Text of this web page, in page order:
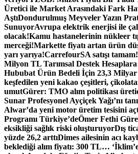
Üretici ile Market Arasındaki Fark
AştıDondurulmuş Meyveler Yazın
SunuyorAvrupa elektrik enerjisi ile
olacak!Kamu hastanelerinin nükleer
merceği!Markette fiyatı artan ürün
yarı yarıya!CarrefourSA satışı tamam!
Milyon TL Tarımsal Destek
Hububat Ürün Bedeli İçin 23,3 Milyar
keşfedilen yeni kakao çeşitleri,
umutGürer: TMO alım politikası
Sunar Profesyonel Ayçiçek Yağı’nı
Alwar’da yeni motor üretim tesisini
Programı Türkiye’deÖmer Fethi
eksikliği sağlık riski oluşturuyorDış
yüzde 26,2 arttıDimes ailesinin acı
beklediği alım fiyatı: 300 TL…